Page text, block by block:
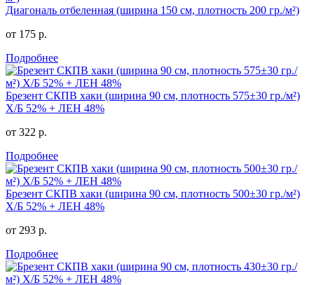
Диагональ отбеленная (ширина 150 см, плотность 200 гр./м²)
от 175 р.
Подробнее
Брезент СКПВ хаки (ширина 90 см, плотность 575±30 гр./м²)
Х/Б 52% + ЛЕН 48%
от 322 р.
Подробнее
Брезент СКПВ хаки (ширина 90 см, плотность 500±30 гр./м²)
Х/Б 52% + ЛЕН 48%
от 293 р.
Подробнее